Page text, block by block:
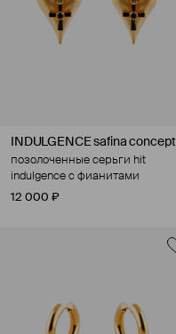
INDULGENCE safina concept
позолоченные серьги hit
indulgence с фианитами
12 000 ₽